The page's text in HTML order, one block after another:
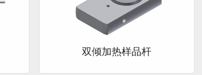
双倾加热样品杆